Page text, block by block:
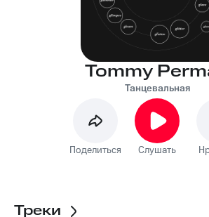
Tommy
Танцевальная
Поделиться Слушать
Треки